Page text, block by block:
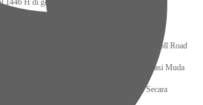
1446 H di gelar oleh Kementerian Agama pada 29
Penanganan Darurat Bencana di Daerah
Libur Idul Fitri 1446h / 2025m, Waskita Toll Road
20%
Perkuat Sinergi Demi Lapangan Kerja Generasi Muda
Penyaluran Bansos Dilakukan Secara